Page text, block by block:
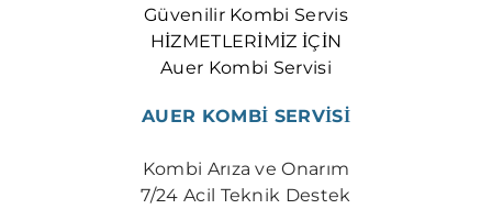
Güvenilir Kombi Servis
HİZMETLERİMİZ İÇİN
Auer Kombi Servisi
AUER KOMBİ SERVİSİ
Kombi Arıza ve Onarım
7/24 Acil Teknik Destek